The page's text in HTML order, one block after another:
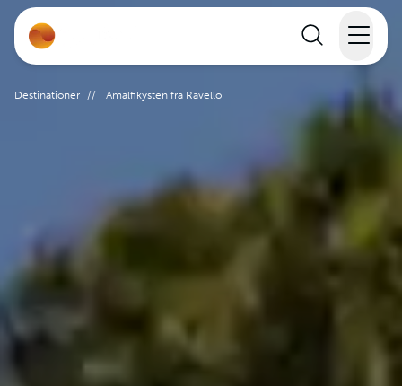
Rejser
Rejsekalender
Inspiration
Information
Min Rejse
Destinationer // Amalfikysten fra Ravello